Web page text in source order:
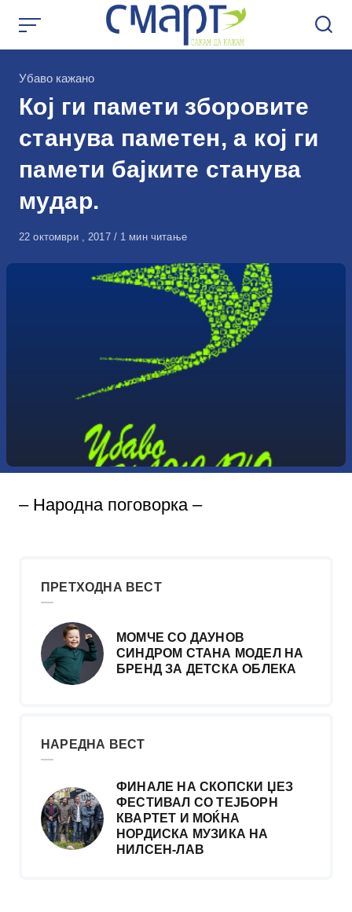
КАтегорија
Убаво кажано
Кој ги памети зборовите
станува паметен, а кој ги
памети бајките станува
мудар.
Објавено
22 октомври , 2017 1 мин читање
– Народна поговорка –
ПРЕТХОДНА ВЕСТ
МОМЧЕ СО ДАУНОВ
СИНДРОМ СТАНА МОДЕЛ НА
БРЕНД ЗА ДЕТСКА ОБЛЕКА
НАРЕДНА ВЕСТ
ФИНАЛЕ НА СКОПСКИ ЏЕЗ
ФЕСТИВАЛ СО ТЕЈБОРН
КВАРТЕТ И МОЌНА
НОРДИСКА МУЗИКА НА
НИЛСЕН-ЛАВ